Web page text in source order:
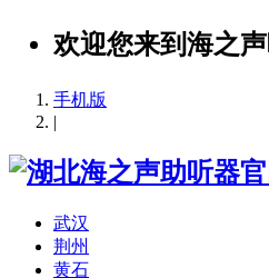
欢迎您来到海之声
手机版
|
武汉
荆州
黄石